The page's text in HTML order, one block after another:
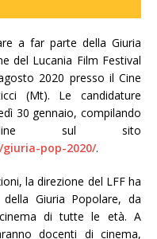
a far parte della Giuria
del Lucania Film Festival
2020 presso il Cine
(Mt). Le candidature
30 gennaio, compilando
sul sito
pop-2020/.
la direzione del LFF ha
Giuria Popolare, da
di tutte le età. A
docenti di cinema,